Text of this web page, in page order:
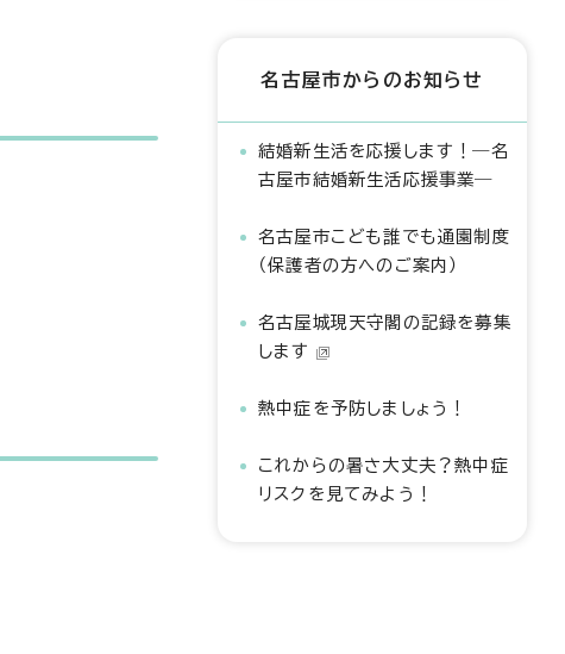
名古屋市からのお知らせ
結婚新生活を応援します！―名
古屋市結婚新生活応援事業―
名古屋市こども誰でも通園制度
（保護者の方へのご案内）
名古屋城現天守閣の記録を募集
します
熱中症を予防しましょう！
これからの暑さ大丈夫？熱中症
リスクを見てみよう！